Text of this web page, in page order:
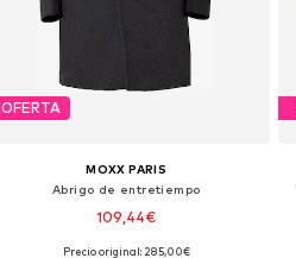
OFERTA
MOXX PARIS
Abrigo de entretiempo
109,44€
Precio original: 285,00€